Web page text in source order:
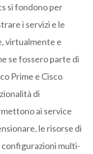
si fondono per
i servizi e le
virtualmente e
se fossero parte di
Prime e Cisco
di
ai service
le risorse di
multi-